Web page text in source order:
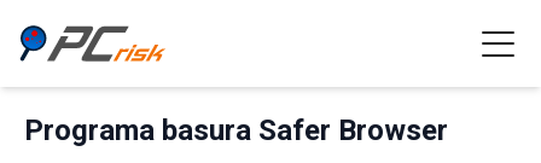
Programa basura Safer Browser